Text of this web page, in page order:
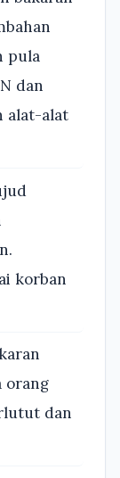
pula
dan
alat-alat
korban
orang
dan